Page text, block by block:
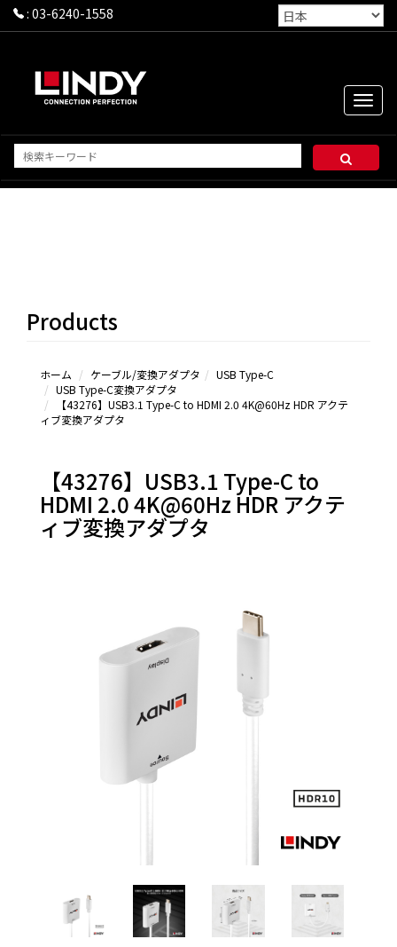
: 03-6240-1558
Toggle
USB
Products
ホーム ケーブル/変換アダプタ
USB Type-C
USB Type-C変換アダプタ
【43276】USB3.1 Type-C to HDMI 2.0 4K@60Hz HDR アクテ
ィブ変換アダプタ
【43276】USB3.1 Type-C to
HDMI 2.0 4K@60Hz HDR アクテ
ィブ変換アダプタ